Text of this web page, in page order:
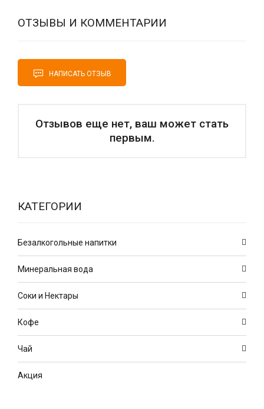
ОТЗЫВЫ И КОММЕНТАРИИ
НАПИСАТЬ ОТЗЫВ
Отзывов еще нет, ваш может стать
первым.
КАТЕГОРИИ
Безалкогольные напитки
Минеральная вода
Соки и Нектары
Кофе
Чай
Акция